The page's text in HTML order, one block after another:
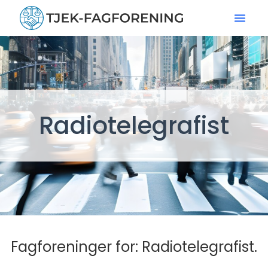
Radiotelegrafist
Fagforeninger for: Radiotelegrafist.